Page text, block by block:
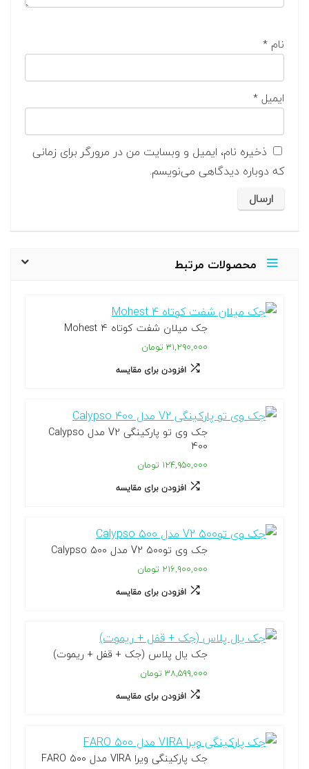
نام *
ایمیل*
ذخیره نام، ایمیل و وبسایت من در مرورگر برای زمانی
که دوباره دیدگاهی می‌نویسم.
محصولات مرتبط
جک میلان شفت کوتاه Mohest 4
۳۱,۲۹۰,۰۰۰ تومان
افزودن برای مقایسه
جک وی تو پارکینگی V2 مدل Calypso
400
۱۲۴,۹۵۰,۰۰۰ تومان
افزودن برای مقایسه
جک وی تو500 V2 مدل Calypso 500
۲۱۶,۹۰۰,۰۰۰ تومان
افزودن برای مقایسه
جک یال پلاس (جک + قفل + ریموت)
۳۸,۵۹۹,۰۰۰ تومان
افزودن برای مقایسه
جک پارکینگی ویرا VIRA مدل FARO 500